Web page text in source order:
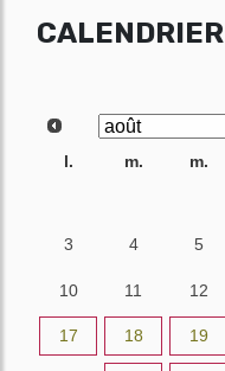
CALENDRIER
l. m. m.
3 4 5
10 11 12
17 18 19